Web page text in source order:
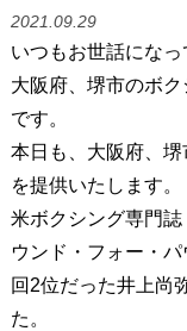
2021.09.29
いつもお世話になっ
大阪府、堺市のボ
です。
本日も、大阪府、
を提供いたします。
米ボクシング専門
ウンド・フォー・
回2位だった井上尚
た。